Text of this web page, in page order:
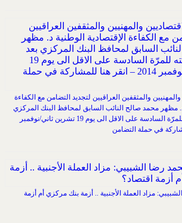
والمثقفين العراقيين لتجديد التضامن مع الكفاءة
د. مظهر محمد صالح النائب السابق لمحافظ البنك المركزي
بعد تأجيل محاكمته للمرّة السادسة على الاقل الى يوم 19 تشرين ثاني/نوفمبر
مزاد العملة الأجنبية .. أزمة بنك مركزي أم أزمة